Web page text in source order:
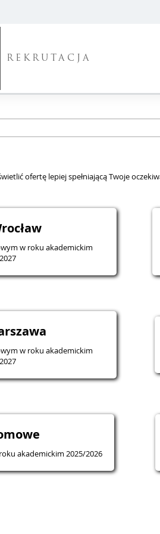
REKRUTACJA
ofertę lepiej spełniającą Twoje
w roku akademickim
w roku akademickim
akademickim 2025/2026